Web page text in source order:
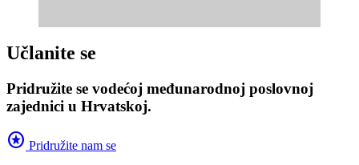
Učlanite se
Pridružite se vodećoj međunarodnoj poslovnoj
zajednici u Hrvatskoj.
stars Pridružite nam se